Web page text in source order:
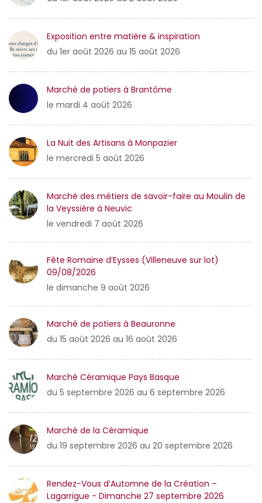
Exposition entre matière & inspiration
du 1er août 2026 au 15 août 2026
Marché de potiers à Brantôme
le mardi 4 août 2026
La Nuit des Artisans à Monpazier
le mercredi 5 août 2026
Marché des métiers de savoir-faire au Moulin de
la Veyssière à Neuvic
le vendredi 7 août 2026
Fête Romaine d’Eysses (Villeneuve sur lot)
09/08/2026
le dimanche 9 août 2026
Marché de potiers à Beauronne
du 15 août 2026 au 16 août 2026
Marché Céramique Pays Basque
du 5 septembre 2026 au 6 septembre 2026
Marché de la Céramique
du 19 septembre 2026 au 20 septembre 2026
Rendez-Vous d’Automne de la Création –
Lagarrigue - Dimanche 27 septembre 2026